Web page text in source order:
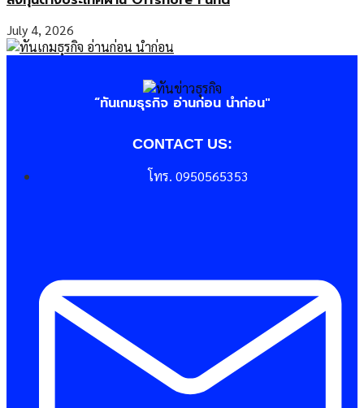
July 4, 2026
“ทันเกมธุรกิจ อ่านก่อน นำก่อน"
CONTACT US:
โทร. 0950565353